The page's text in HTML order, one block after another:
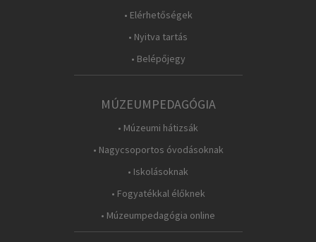
• Elérhetőségek
• Nyitva tartás
• Belépőjegy
MÚZEUMPEDAGÓGIA
• Múzeumi hátizsák
• Nagycsoportos óvodásoknak
• Iskolásoknak
• Fogyatékkal élőknek
• Múzeumpedagógia online